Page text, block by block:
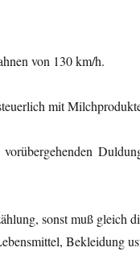
von 130 km/h.
mit
sonst muß gleich
Bekleidung